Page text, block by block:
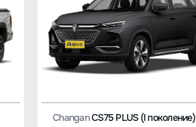
ChanganCS75 PLUS (I поколение)